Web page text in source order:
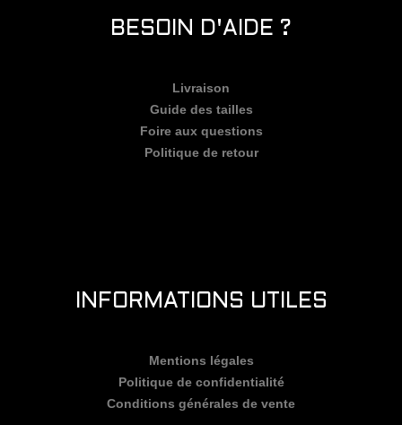
BESOIN D'AIDE ?
Livraison
Guide des tailles
Foire aux questions
Politique de retour
INFORMATIONS UTILES
Mentions légales
Politique de confidentialité
Conditions générales de vente